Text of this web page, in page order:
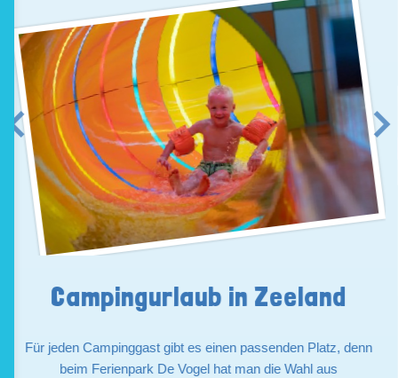
Campingurlaub in Zeeland
Für jeden Campinggast gibt es einen passenden Platz, denn
beim Ferienpark De Vogel hat man die Wahl aus